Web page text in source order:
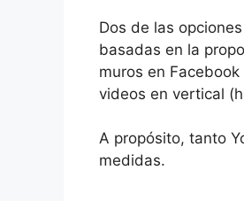
Dos de las
basadas en la
muros en
videos en vertical
A propósito, tanto
medidas.